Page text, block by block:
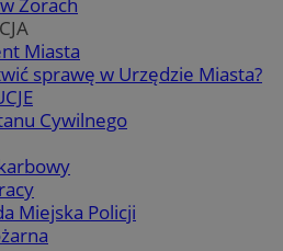
Miasta
sprawę w Urzędzie Miasta?
Cywilnego
Miejska Policji